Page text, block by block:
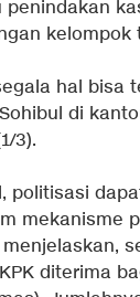
kelompok
hal bisa
di
3).
politisasi
mekanisme
diterima